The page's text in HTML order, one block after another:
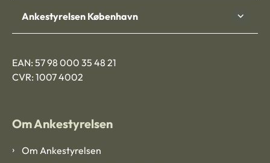
Ankestyrelsen København
EAN: 57 98 000 35 48 21
CVR: 1007 4002
Om Ankestyrelsen
Om Ankestyrelsen